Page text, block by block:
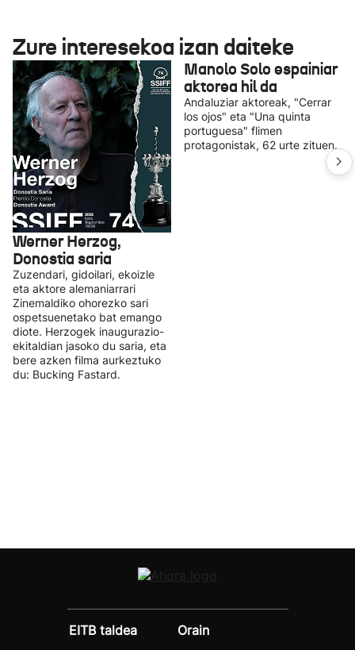
Zure interesekoa izan daiteke
Werner Herzog,
Donostia saria
Zuzendari, gidoilari, ekoizle
eta aktore alemaniarrari
Zinemaldiko ohorezko sari
ospetsuenetako bat emango
diote. Herzogek inaugurazio-
ekitaldian jasoko du saria, eta
bere azken filma aurkeztuko
du: Bucking Fastard.
Manolo Solo espainiar
aktorea hil da
Andaluziar aktoreak, "Cerrar
los ojos" eta "Una quinta
portuguesa" flimen
protagonistak, 62 urte zituen.
EITB taldea
Orain